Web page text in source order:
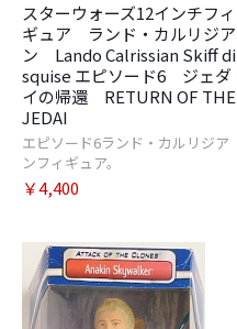
スターウォーズ12インチフィ
ギュア ランド・カルリジア
ン Lando Calrissian Skiff di
squise エピソード6 ジェダ
イの帰還 RETURN OF THE
JEDAI
エピソード6ランド・カルリジア
ンフィギュア。
￥4,400